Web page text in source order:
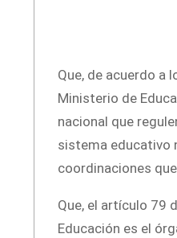
Que, de acuerdo a
Ministerio de
nacional que
sistema educativo
coordinaciones
Que, el artículo 79
Educación es el